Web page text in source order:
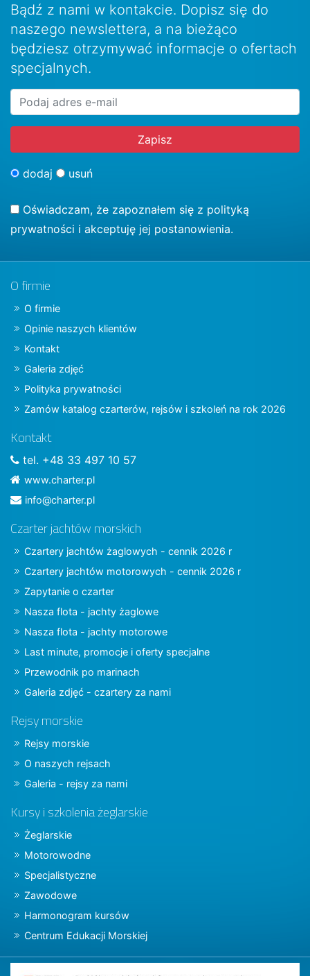
Bądź z nami w kontakcie. Dopisz się do
naszego newslettera, a na bieżąco
będziesz otrzymywać informacje o ofertach
specjalnych.
dodaj usuń
Oświadczam, że zapoznałem się z polityką
prywatności i akceptuję jej postanowienia.
O firmie
O firmie
Opinie naszych klientów
Kontakt
Galeria zdjęć
Polityka prywatności
Zamów katalog czarterów, rejsów i szkoleń na rok 2026
Kontakt
tel. +48 33 497 10 57
www.charter.pl
info@charter.pl
Czarter jachtów morskich
Czartery jachtów żaglowych - cennik 2026 r
Czartery jachtów motorowych - cennik 2026 r
Zapytanie o czarter
Nasza flota - jachty żaglowe
Nasza flota - jachty motorowe
Last minute, promocje i oferty specjalne
Przewodnik po marinach
Galeria zdjęć - czartery za nami
Rejsy morskie
Rejsy morskie
O naszych rejsach
Galeria - rejsy za nami
Kursy i szkolenia żeglarskie
Żeglarskie
Motorowodne
Specjalistyczne
Zawodowe
Harmonogram kursów
Centrum Edukacji Morskiej